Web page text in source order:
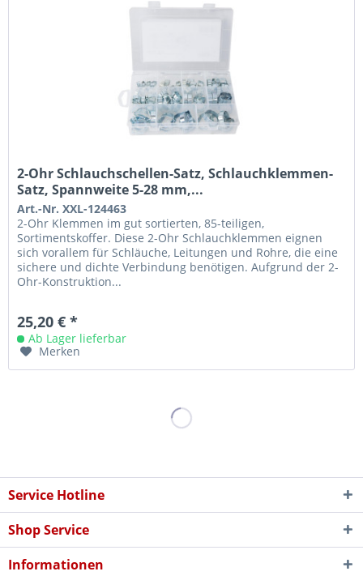
2-Ohr Schlauchschellen-Satz, Schlauchklemmen-
Satz, Spannweite 5-28 mm,...
Art.-Nr. XXL-124463
2-Ohr Klemmen im gut sortierten, 85-teiligen,
Sortimentskoffer. Diese 2-Ohr Schlauchklemmen eignen
sich vorallem für Schläuche, Leitungen und Rohre, die eine
sichere und dichte Verbindung benötigen. Aufgrund der 2-
Ohr-Konstruktion...
25,20 € *
Ab Lager lieferbar
Merken
Service Hotline
Shop Service
Informationen